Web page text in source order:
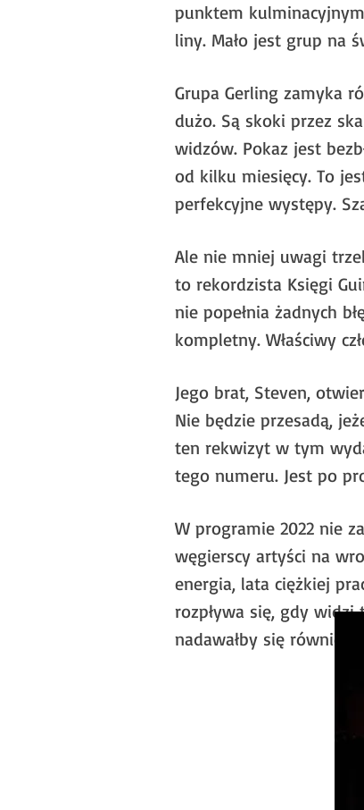
punktem
liny. Mało jest grup na
Grupa Gerling zamyka
dużo. Są skoki przez
widzów. Pokaz jest
od kilku miesięcy. To
perfekcyjne występy.
Ale nie mniej uwagi
to rekordzista Księgi
nie popełnia żadnych
kompletny. Właściwy
Jego brat, Steven,
Nie będzie przesadą,
ten rekwizyt w tym
tego numeru. Jest po
W programie 2022 nie
węgierscy artyści na
energia, lata ciężkiej
rozpływa się, gdy widzi
nadawałby się również